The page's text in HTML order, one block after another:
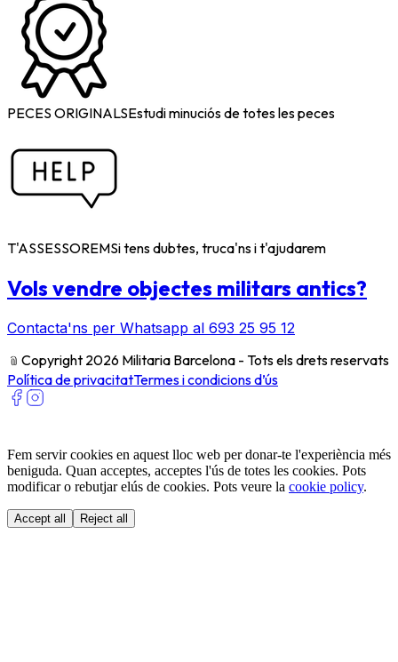
PECES ORIGINALSEstudi minuciós de totes les peces
T'ASSESSOREMSi tens dubtes, truca'ns i t'ajudarem
Vols vendre objectes militars antics?
Contacta'ns per Whatsapp al 693 25 95 12
﹫ Copyright 2026 Militaria Barcelona - Tots els drets reservats
Política de privacitatTermes i condicions d’ús
Fem servir cookies en aquest lloc web per donar-te l'experiència més
beniguda. Quan acceptes, acceptes l'ús de totes les cookies. Pots
modificar o rebutjar elús de cookies. Pots veure la cookie policy.
Accept all Reject all